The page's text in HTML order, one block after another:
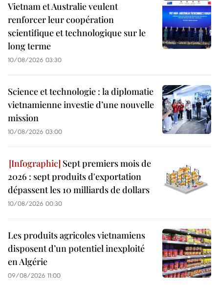
Vietnam et Australie veulent
renforcer leur coopération
scientifique et technologique sur le
long terme
10/08/2026 03:30
Science et technologie : la diplomatie
vietnamienne investie d’une nouvelle
mission
10/08/2026 03:00
Sept premiers mois de
2026 : sept produits d'exportation
dépassent les 10 milliards de dollars
10/08/2026 00:30
Les produits agricoles vietnamiens
disposent d’un potentiel inexploité
en Algérie
09/08/2026 11:00